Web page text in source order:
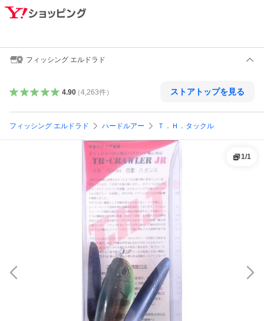
フィッシング エルドラド
4.90（4,263件） ストアトップを見る
フィッシング エルドラド ハードルアー Ｔ．Ｈ．タックル
1/1